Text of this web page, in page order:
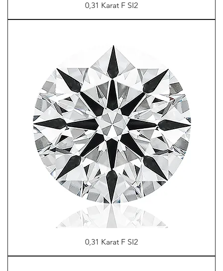
0,31 Karat F SI2
0,31 Karat F SI2